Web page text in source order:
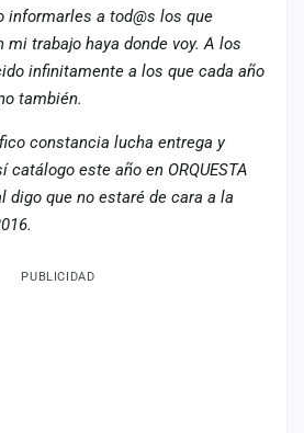
informarles a tod@s los que
trabajo haya donde voy. A los
infinitamente a los que cada año
también.
constancia lucha entrega y
este año en ORQUESTA
digo que no estaré de cara a la
PUBLICIDAD